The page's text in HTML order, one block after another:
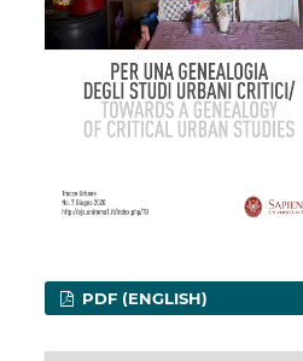
PDF (ENGLISH)